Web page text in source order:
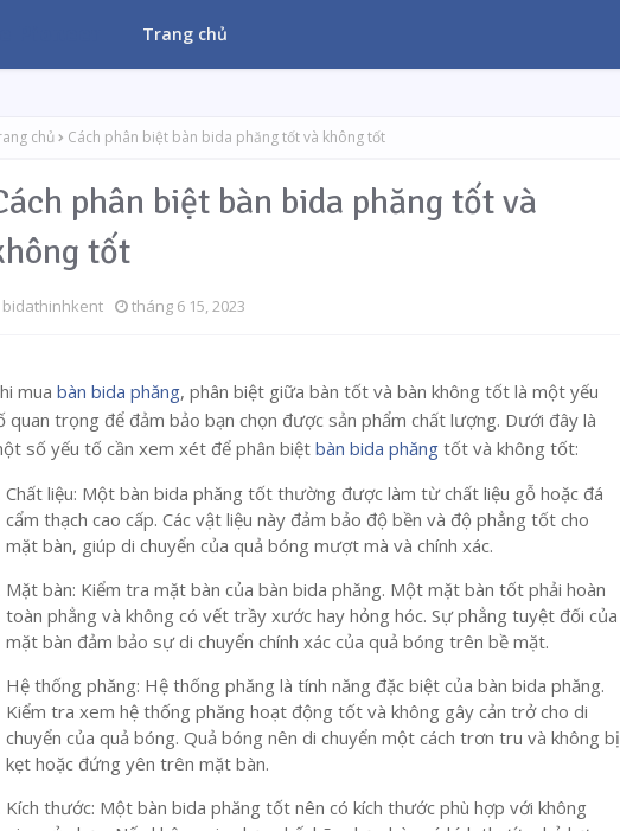
Trang chủ
chủ Cách phân biệt bàn bida phăng tốt và không tốt
phân biệt bàn bida phăng tốt và
tốt
bidathinhkent tháng 6 15, 2023
mua bàn bida phăng, phân biệt giữa bàn tốt và bàn không tốt là một yếu
quan trọng để đảm bảo bạn chọn được sản phẩm chất lượng. Dưới đây là
số yếu tố cần xem xét để phân biệt bàn bida phăng tốt và không tốt:
Chất liệu: Một bàn bida phăng tốt thường được làm từ chất liệu gỗ hoặc đá
cẩm thạch cao cấp. Các vật liệu này đảm bảo độ bền và độ phẳng tốt cho
mặt bàn, giúp di chuyển của quả bóng mượt mà và chính xác.
Mặt bàn: Kiểm tra mặt bàn của bàn bida phăng. Một mặt bàn tốt phải hoàn
toàn phẳng và không có vết trầy xước hay hỏng hóc. Sự phẳng tuyệt đối của
mặt bàn đảm bảo sự di chuyển chính xác của quả bóng trên bề mặt.
Hệ thống phăng: Hệ thống phăng là tính năng đặc biệt của bàn bida phăng.
Kiểm tra xem hệ thống phăng hoạt động tốt và không gây cản trở cho di
chuyển của quả bóng. Quả bóng nên di chuyển một cách trơn tru và không bị
kẹt hoặc đứng yên trên mặt bàn.
Kích thước: Một bàn bida phăng tốt nên có kích thước phù hợp với không